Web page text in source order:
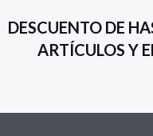
DESCUENTO DE
ARTÍCULOS Y